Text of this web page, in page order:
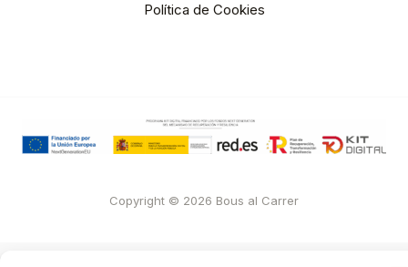
Política de Cookies
Copyright © 2026 Bous al Carrer